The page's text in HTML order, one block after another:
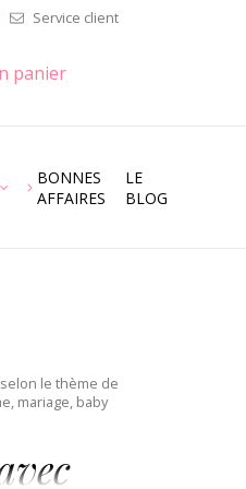
Service client
panier
BONNES
AFFAIRES
LE
BLOG
le thème de
mariage, baby